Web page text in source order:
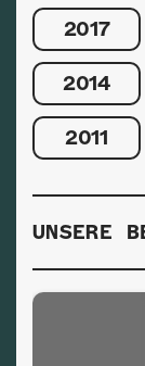
2017
2014
2011
UNSERE